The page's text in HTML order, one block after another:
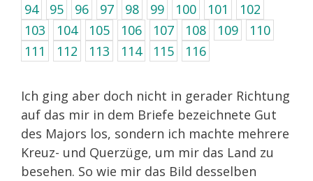
94
95 96 97 98 99 100 101
102
103
104 105 106 107 108 109
110
111
112 113 114 115 116
Ich ging aber doch nicht in gerader Richtung
auf das mir in dem Briefe bezeichnete Gut
des Majors los, sondern ich machte mehrere
Kreuz- und Querzüge, um mir das Land zu
besehen. So wie mir das Bild desselben